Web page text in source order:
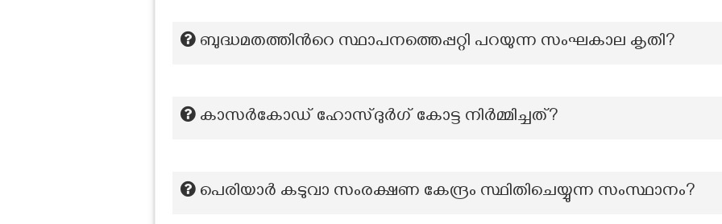
ബുദ്ധമതത്തിന്‍റെ സ്ഥാപനത്തെപ്പറ്റി പറയുന്ന സംഘകാല കൃതി?
കാസർകോഡ് ഹോസ്ദുർഗ് കോട്ട നിർമ്മിച്ചത്?
പെരിയാർ കടുവാ സംരക്ഷണ കേന്ദ്രം സ്ഥിതിചെയ്യുന്ന സംസ്ഥാനം?